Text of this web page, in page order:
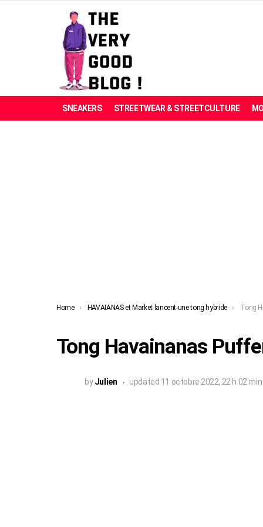
SNEAKERS STREETWEAR & STREETCULTURE
You are here:
Home HAVAIANAS et Market lancent une tong hybride Tong
Tong Havainanas
by Julien updated 11 octobre 2022, 22 h 02 min